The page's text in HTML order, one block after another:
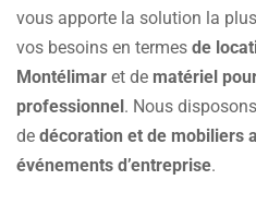
vous apporte la solution la
vos besoins en termes de
Montélimar et de matériel
professionnel. Nous
de décoration et de mobiliers
événements d’entreprise.